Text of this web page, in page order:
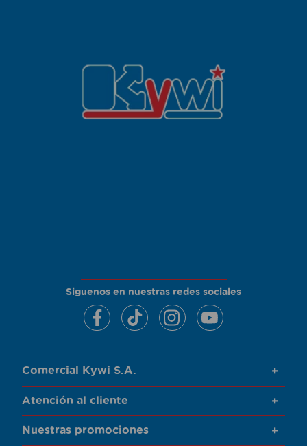
Siguenos en nuestras redes sociales
Comercial Kywi S.A. +
Atención al cliente +
Nuestras promociones +